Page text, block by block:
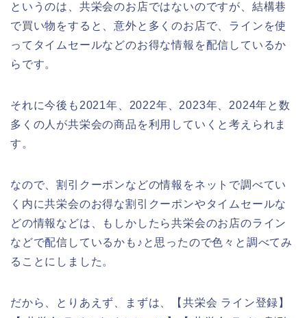
というのは、共栄会のお店ではないのですが、結構巷
で買い物をすると、意外と多くのお店で、ラインを使
ってタイムセールなどのお得な情報を配信しているか
らです。
それに今後も2021年、2022年、2023年、2024年と数
多くの人が共栄会の商品を利用していくと考えられま
す。
なので、割引クーポンなどの情報をネットで調べてい
く内に共栄会のお得な割引クーポンやタイムセールな
どの情報などは、もしかしたら共栄会のお店のライン
などで配信しているかも♪と思ったので色々と調べてみ
ることにしました。
だから、とりあえず、まずは、【共栄会 ライン登録】